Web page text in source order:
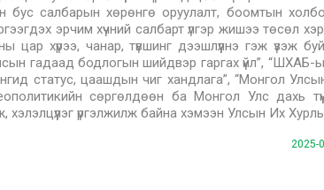
бус салбарын хөрөнгө оруулалт, боомтын
эрчим хүчний салбарт үлгэр жишээ төсөл
цар хүрээ, чанар, түвшинг дээшлүүлнэ гэж үзэж
гадаад бодлогын шийдвэр гаргах үйл”,
статус, цаашдын чиг хандлага”, “Монгол
геополитикийн сөргөлдөөн ба Монгол Улс дахь
хэлэлцүүлэг үргэлжилж байна хэмээн Улсын Их
2025-